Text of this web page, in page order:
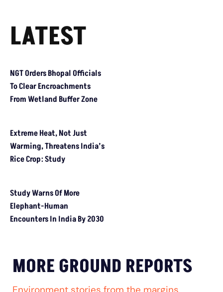
मध्य प्रदेश की खाद ई-टोकन व्यवस्था क्यों हो गई फेल?